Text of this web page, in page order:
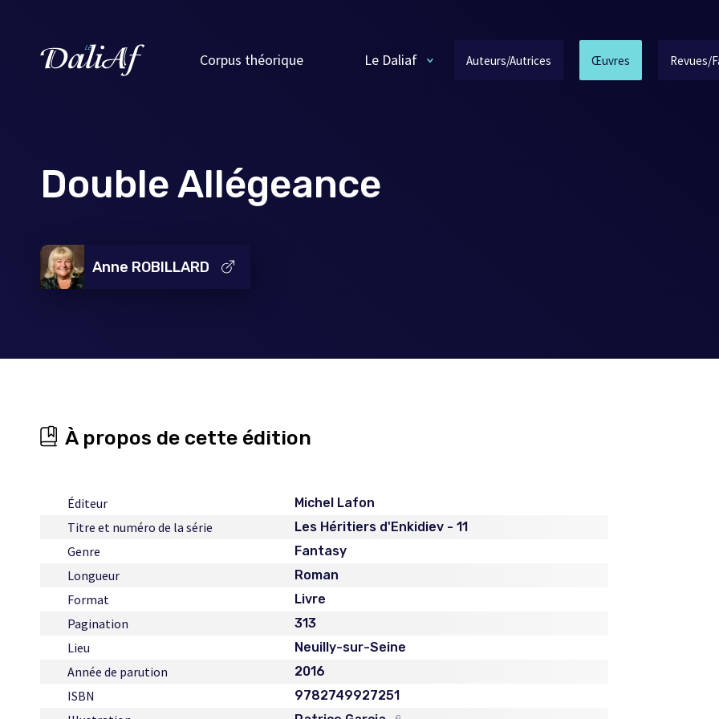
Corpus théorique Le Daliaf Auteurs/Autrices Œuvres Revues/
Double Allégeance
Anne ROBILLARD
À propos de cette édition
Éditeur Michel Lafon
Titre et numéro de la série Les Héritiers d'Enkidiev - 11
Genre Fantasy
Longueur Roman
Format Livre
Pagination 313
Lieu Neuilly-sur-Seine
Année de parution 2016
ISBN 9782749927251